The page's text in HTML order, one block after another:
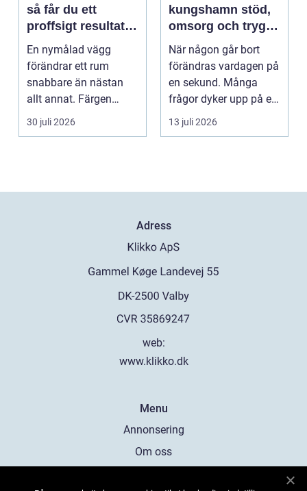
så får du ett
proffsigt resultat
hemma
En nymålad vägg
förändrar ett rum
snabbare än nästan
allt annat. Färgen
påverkar hur vi
upplever lju...
30 juli 2026
kungshamn stöd,
omsorg och trygg
vägledning
När någon går bort
förändras vardagen på
en sekund. Många
frågor dyker upp på en
gång: Vad händer nu...
13 juli 2026
Adress
web:
www.klikko.dk
Menu
Annonsering
Om oss